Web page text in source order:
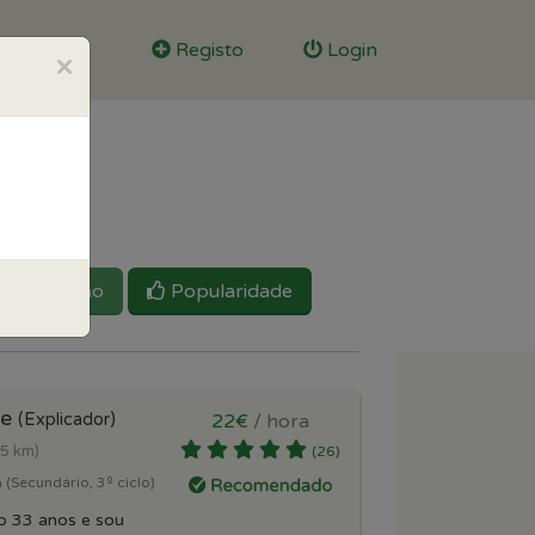
Registo Login
Reputação Popularidade
(Explicador)
km)
(Secundário, 3º ciclo)
33 anos e sou
22€ / hora
(26)
×